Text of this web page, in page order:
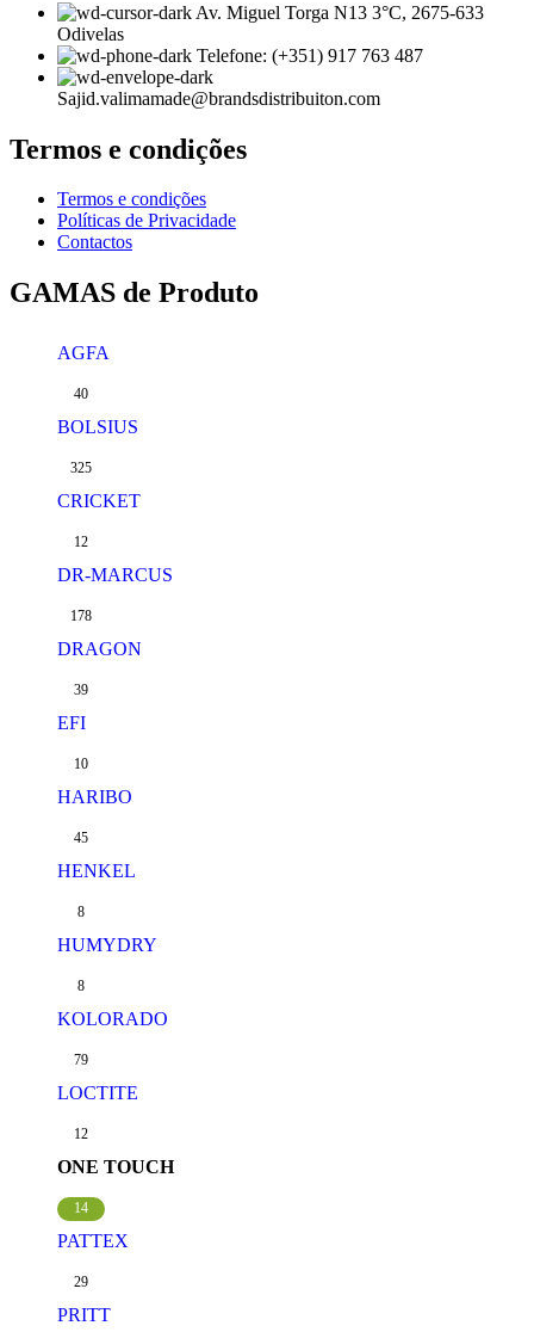
Av. Miguel Torga N13 3°C, 2675-633
Odivelas
Telefone: (+351) 917 763 487
Sajid.valimamade@brandsdistribuiton.com
Termos e condições
Termos e condições
Políticas de Privacidade
Contactos
GAMAS de Produto
AGFA
40
BOLSIUS
325
CRICKET
12
DR-MARCUS
178
DRAGON
39
EFI
10
HARIBO
45
HENKEL
8
HUMYDRY
8
KOLORADO
79
LOCTITE
12
ONE TOUCH
14
PATTEX
29
PRITT